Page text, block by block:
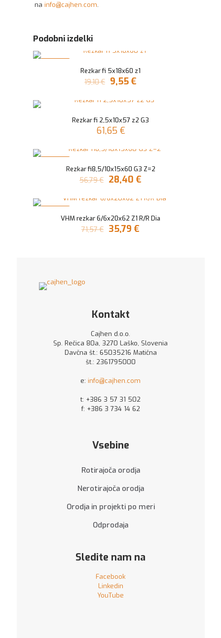
na info@cajhen.com.
Podobni izdelki
Rezkar fi 5x18x60 z1
19,10€ Izvirna
je
19,10 €.
9,55€
je:
Rezkar fi 2,5x10x57 z2 G3
61,65 €
Rezkar fi8,5/10x15x60 G3 Z=2
56,79€ Izvirna
je
56,79 €.
28,40€
je:
VHM rezkar 6/6x20x62 Z1 R/R Dia
71,57€ Izvirna
35,79€
Kontakt
Cajhen d.o.o.
Sp. Rečica 80a, 3270 Laško, Slovenia
Davčna št.: 65035216 Matična
št.: 2361795000
e: info@cajhen.com
t: +386 3 57 31 502
f: +386 3 734 14 62
Vsebine
Rotirajoča orodja
Nerotirajoča orodja
Orodja in projekti po meri
Odprodaja
Sledite nam na
Facebook
Linkedin
YouTube